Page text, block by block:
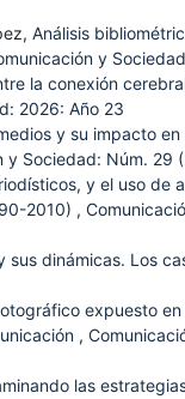
Análisis
y
la conexión
2026: Año 23
y su impacto
y Sociedad: Núm. 29
y el uso de
2010) ,
dinámicas. Los
expuesto
,
las